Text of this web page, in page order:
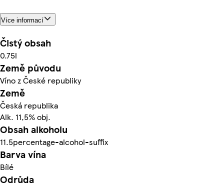
Více informací
Čistý obsah
0.75l
Země původu
Víno z České republiky
Země
Česká republika
Alk. 11,5% obj.
Obsah alkoholu
11.5percentage-alcohol-suffix
Barva vína
Bílé
Odrůda